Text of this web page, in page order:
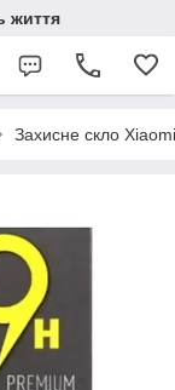
життя
Захисне скло